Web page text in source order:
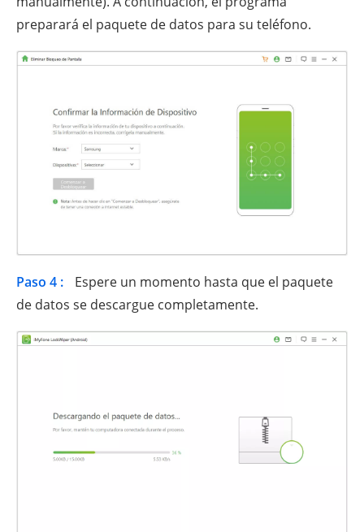
preparará el paquete de datos para su teléfono.
Paso 4 :
Espere un momento hasta que el paquete
de datos se descargue completamente.